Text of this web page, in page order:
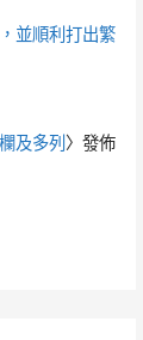
並順利打出繁
及多列〉發佈